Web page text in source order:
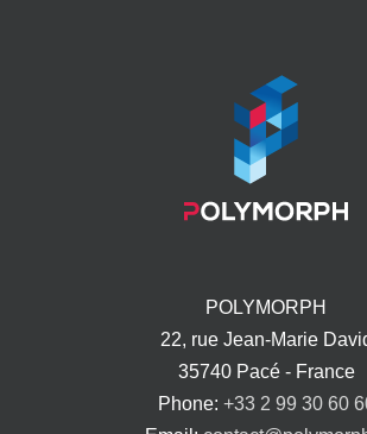
POLYMORPH
22, rue Jean-Marie
35740 Pacé - France
Phone: +33 2 99 30 60